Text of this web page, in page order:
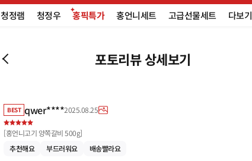
청정램 청정우 홍픽특가 홍언니세트 고급선물세트 다보기
포토리뷰 상세보기
BEST qwer****2025.08.25
[홍언니고기 양쪽갈비 500g]
추천해요
부드러워요 배송빨라요